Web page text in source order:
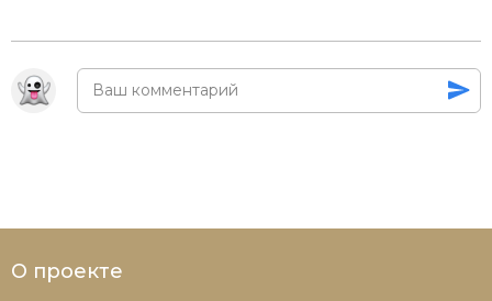
О проекте